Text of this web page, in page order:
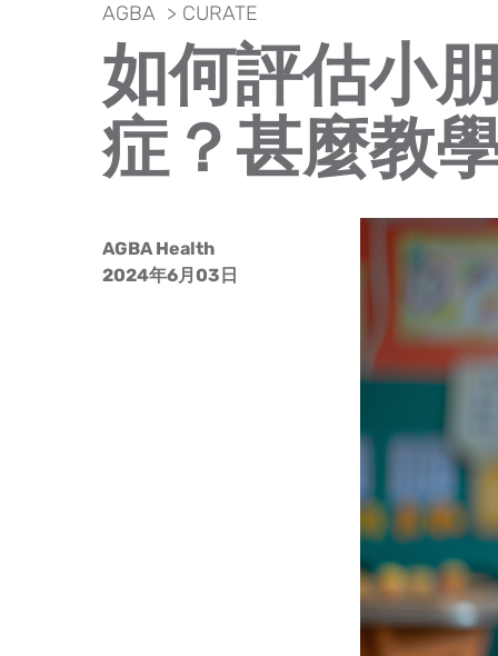
關於AGBA
新聞中心
品牌宣傳
公司文化
AGBA > CURATE
如何評估小
症？甚麼教
AGBA Health
2024年6月03日